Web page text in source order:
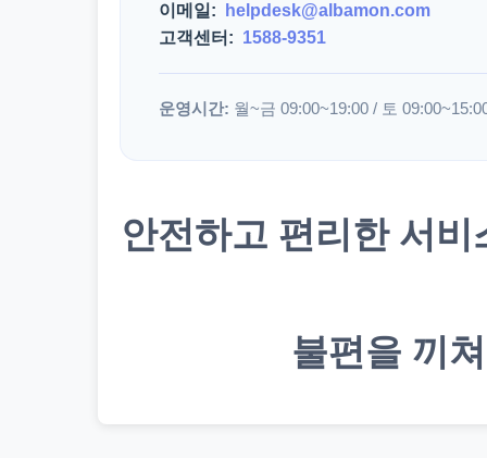
이메일:
helpdesk@albamon.com
고객센터: 1588-9351
운영시간: 월~금 09:00~19:00 / 토
안전하고 편리한 서
불편을 끼